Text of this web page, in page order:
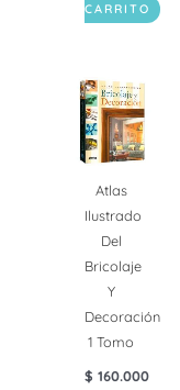
CARRITO
Atlas
Ilustrado
Del
Bricolaje
Y
Decoración
1 Tomo
$ 160.000